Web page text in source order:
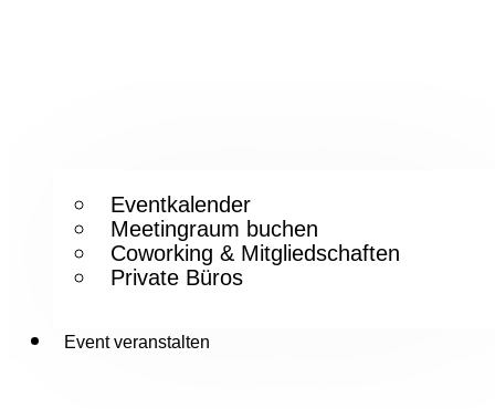
Eventkalender
Meetingraum buchen
Coworking & Mitgliedschaften
Private Büros
Event veranstalten